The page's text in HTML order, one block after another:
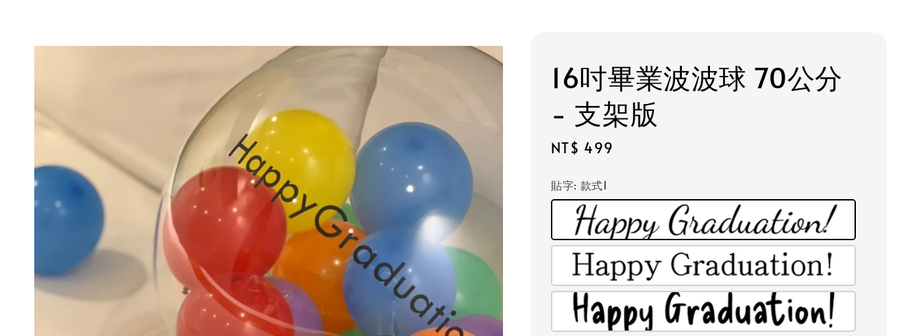
16吋畢業波波球 70公分
- 支架版
Regular
NT$ 499
貼字: 款式1